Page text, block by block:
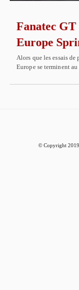
Fanatec
Europe
Alors que les essais
Europe se terminent
© Copyright